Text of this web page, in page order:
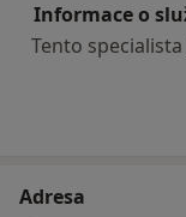
Informace o
Tento
Adresa